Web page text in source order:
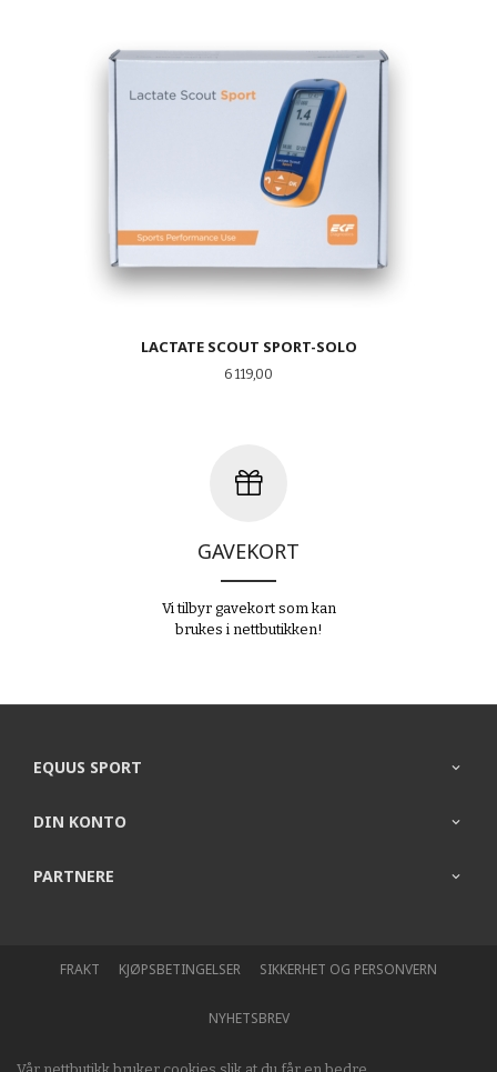
LACTATE SCOUT SPORT-SOLO
Pris
6 119,00
GAVEKORT
Vi tilbyr gavekort som kan
brukes i nettbutikken!
EQUUS SPORT
DIN KONTO
PARTNERE
FRAKT KJØPSBETINGELSER SIKKERHET OG PERSONVERN
NYHETSBREV